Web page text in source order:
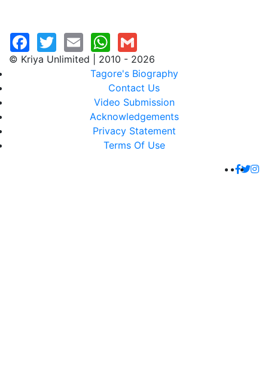
© Kriya Unlimited | 2010 - 2026
Tagore's Biography
Contact Us
Video Submission
Acknowledgements
Privacy Statement
Terms Of Use